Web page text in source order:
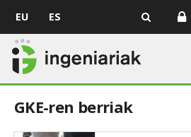
EU ES
GKE-ren berriak